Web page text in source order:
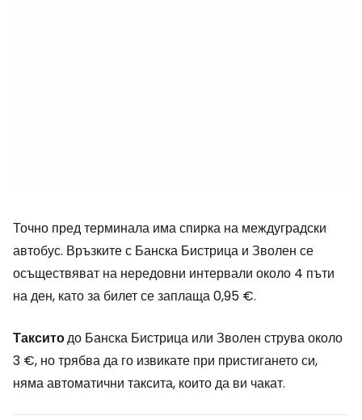
Точно пред терминала има спирка на междуградски
автобус. Връзките с Банска Бистрица и Зволен се
осъществяват на нередовни интервали около 4 пъти
на ден, като за билет се заплаща 0,95 €.
Такситодо Банска Бистрица или Зволен струва около
3 €, но трябва да го извикате при пристигането си,
няма автоматични таксита, които да ви чакат.